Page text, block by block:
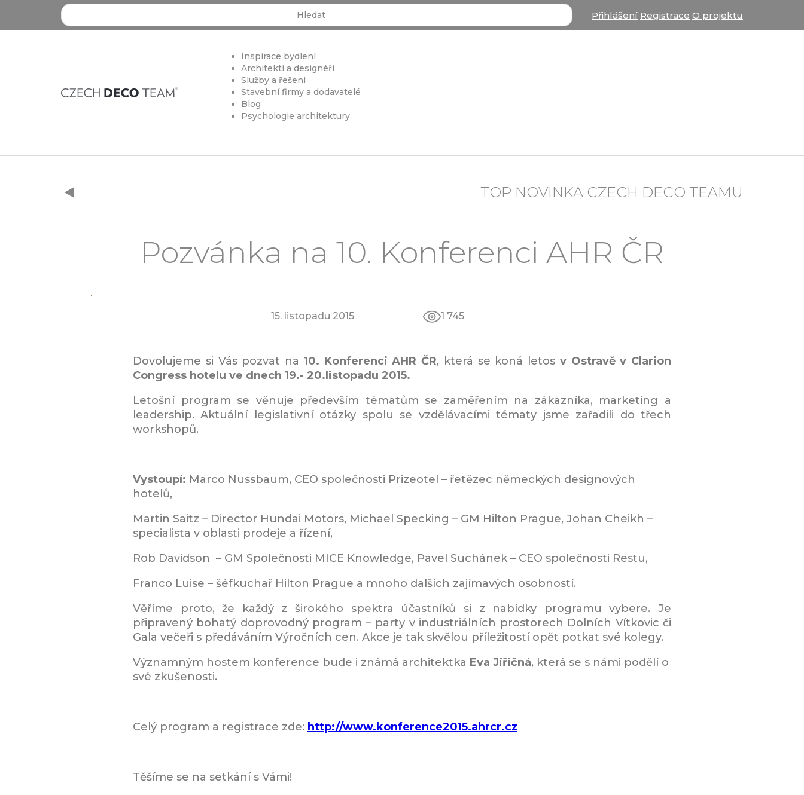
Search ... Přihlášení Registrace O projektu
Inspirace bydlení
Architekti a designéři
Služby a řešení
Stavební firmy a dodavatelé
Blog
Psychologie architektury
TOP NOVINKA CZECH DECO TEAMU
Pozvánka na 10. Konferenci AHR ČR
15. listopadu 2015 1 745
Dovolujeme si Vás pozvat na 10. Konferenci AHR ČR, která se koná letos v Ostravě v Clarion
Congress hotelu ve dnech 19.- 20.listopadu 2015.
Letošní program se věnuje především tématům se zaměřením na zákazníka, marketing a
leadership. Aktuální legislativní otázky spolu se vzdělávacími tématy jsme zařadili do třech
workshopů.
Vystoupí: Marco Nussbaum, CEO společnosti Prizeotel – řetězec německých designových
hotelů,
Martin Saitz – Director Hundai Motors, Michael Specking – GM Hilton Prague, Johan Cheikh –
specialista v oblasti prodeje a řízení,
Rob Davidson – GM Společnosti MICE Knowledge, Pavel Suchánek – CEO společnosti Restu,
Franco Luise – šéfkuchař Hilton Prague a mnoho dalších zajímavých osobností.
Věříme proto, že každý z širokého spektra účastníků si z nabídky programu vybere. Je
připravený bohatý doprovodný program – party v industriálních prostorech Dolních Vítkovic či
Gala večeři s předáváním Výročních cen. Akce je tak skvělou příležitostí opět potkat své kolegy.
Významným hostem konference bude i známá architektka Eva Jiřičná, která se s námi podělí o
své zkušenosti.
Celý program a registrace zde: http://www.konference2015.ahrcr.cz
Těšíme se na setkání s Vámi!